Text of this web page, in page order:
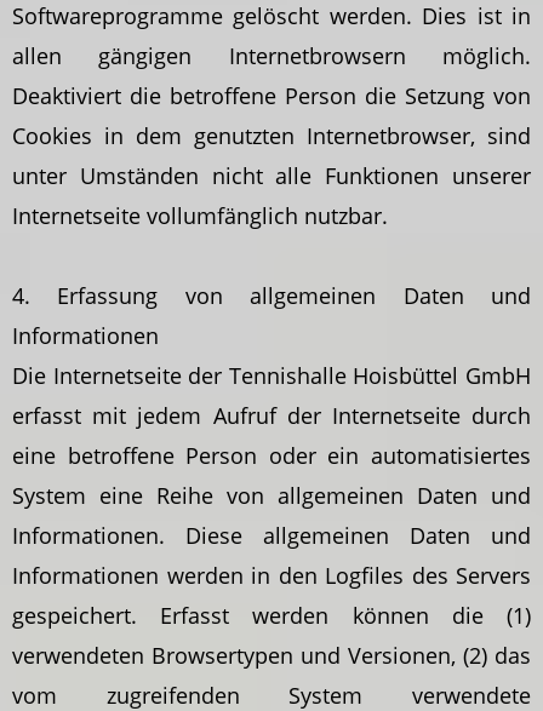
Softwareprogramme gelöscht werden. Dies ist in
allen gängigen Internetbrowsern möglich.
Deaktiviert die betroffene Person die Setzung von
Cookies in dem genutzten Internetbrowser, sind
unter Umständen nicht alle Funktionen unserer
Internetseite vollumfänglich nutzbar.
4. Erfassung von allgemeinen Daten und
Informationen
Die Internetseite der Tennishalle Hoisbüttel GmbH
erfasst mit jedem Aufruf der Internetseite durch
eine betroffene Person oder ein automatisiertes
System eine Reihe von allgemeinen Daten und
Informationen. Diese allgemeinen Daten und
Informationen werden in den Logfiles des Servers
gespeichert. Erfasst werden können die (1)
verwendeten Browsertypen und Versionen, (2) das
vom zugreifenden System verwendete